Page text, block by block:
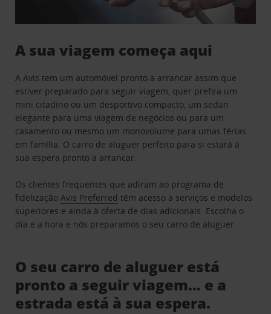
A sua viagem começa aqui
A Avis tem um automóvel pronto a arrancar assim que
estiver preparado para seguir viagem, quer prefira um
mini citadino ou um desportivo compacto, um sedan
elegante para uma viagem de negócios ou para um
casamento ou mesmo um monovolume para umas férias
em família. O carro de aluguer perfeito para si estará à
sua espera pronto a arrancar.
Os clientes frequentes que adiram ao programa de
fidelizaçãoAvis Preferred têm acesso a serviços e modelos
superiores e ainda à oferta de dias adicionais. Escolha o
dia e a hora e nós preparamos o seu carro de aluguer.
O seu carro de aluguer está
pronto a seguir viagem… e a
estrada está à sua espera.